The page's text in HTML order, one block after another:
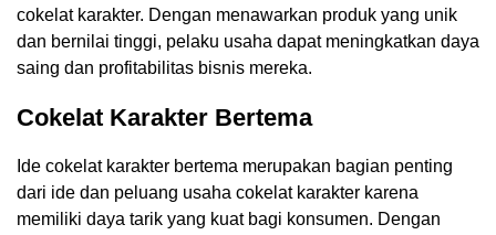
cokelat karakter. Dengan menawarkan produk yang unik
dan bernilai tinggi, pelaku usaha dapat meningkatkan daya
saing dan profitabilitas bisnis mereka.
Cokelat Karakter Bertema
Ide cokelat karakter bertema merupakan bagian penting
dari ide dan peluang usaha cokelat karakter karena
memiliki daya tarik yang kuat bagi konsumen. Dengan